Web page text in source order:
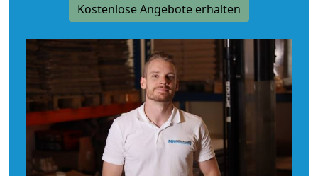
Kostenlose Angebote erhalten